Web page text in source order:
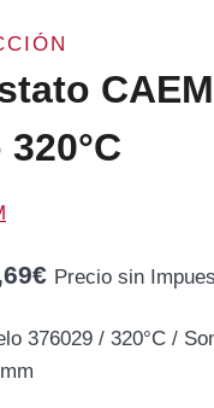
€ElPrecio sin
376029 / 320°C /